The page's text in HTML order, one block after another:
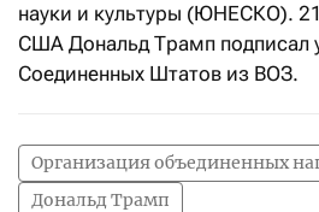
науки и культуры (ЮНЕСКО).
США Дональд Трамп подписал
Соединенных Штатов из ВОЗ.
Организация объединенных
Дональд Трамп